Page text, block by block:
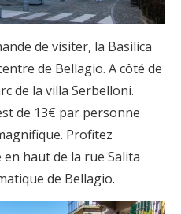
de visiter, la Basilica
de Bellagio. A côté de
de la villa Serbelloni.
de 13€ par personne
Profitez
haut de la rue Salita
de Bellagio.